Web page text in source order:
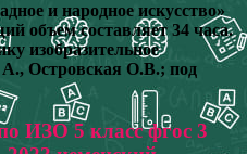
и народное искусство»
объем составляет 34 часа.
изобразительное
А., Островская О.В.; под
ИЗО 5 класс фгос 3